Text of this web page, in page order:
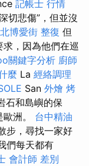
記帳士 行情
切悲傷”，但並沒
博愛街 整復 但
，因為他們在巡
關鍵字分析 廚師
麼 La 經絡調理
San 外燴 烤
石和島嶼的保
洲。 台中精油
步，尋找一家好
們每天都有
會計師 差別